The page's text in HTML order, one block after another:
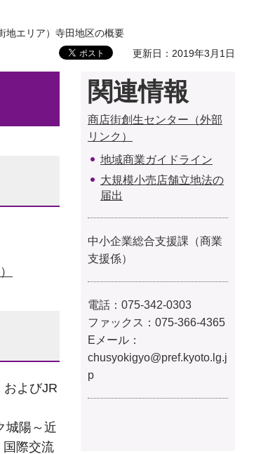
地エリア）寺田地区の概要
更新日：2019年3月1日
よびJR
城陽～近
国際交流
関連情報
商店街創生センター（外部
リンク）
地域商業ガイドライン
大規模小売店舗立地法の
届出
中小企業総合支援課（商業
支援係）
電話：075-342-0303
ファックス：075-366-4365
Eメール：
chusyokigyo@pref.kyoto.lg.j
p